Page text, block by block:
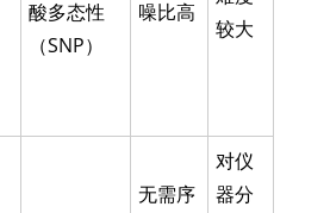
酸多态性
（SNP）
噪比高
较大
无需序
对仪
器分